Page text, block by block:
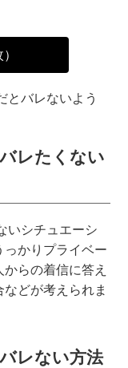
とバレないよう
レたくない
いシチュエーシ
っかりプライベー
らの着信に答え
どが考えられま
レない方法